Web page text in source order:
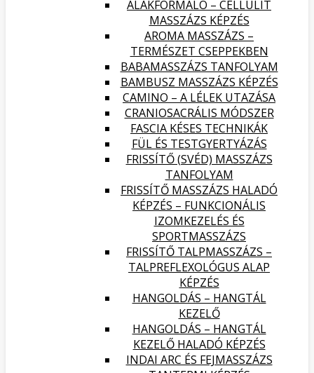
ALAKFORMÁLÓ – CELLULIT
MASSZÁZS KÉPZÉS
AROMA MASSZÁZS –
TERMÉSZET CSEPPEKBEN
BABAMASSZÁZS TANFOLYAM
BAMBUSZ MASSZÁZS KÉPZÉS
CAMINO – A LÉLEK UTAZÁSA
CRANIOSACRÁLIS MÓDSZER
FASCIA KÉSES TECHNIKÁK
FÜL ÉS TESTGYERTYÁZÁS
FRISSÍTŐ (SVÉD) MASSZÁZS
TANFOLYAM
FRISSÍTŐ MASSZÁZS HALADÓ
KÉPZÉS – FUNKCIONÁLIS
IZOMKEZELÉS ÉS
SPORTMASSZÁZS
FRISSÍTŐ TALPMASSZÁZS –
TALPREFLEXOLÓGUS ALAP
KÉPZÉS
HANGOLDÁS – HANGTÁL
KEZELŐ
HANGOLDÁS – HANGTÁL
KEZELŐ HALADÓ KÉPZÉS
INDAI ARC ÉS FEJMASSZÁZS